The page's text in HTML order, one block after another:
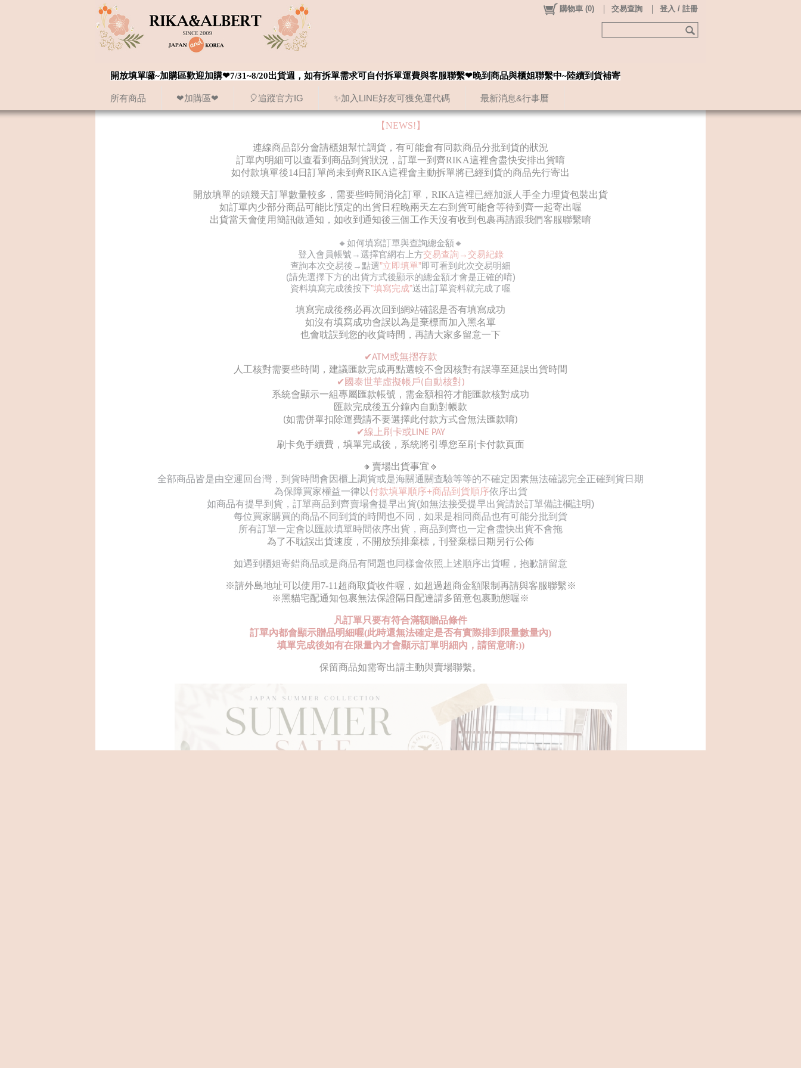
所有商品 ❤加購區❤ 🎈追蹤官方IG ✨加入LINE好友可獲免運代碼 最新消息&行事曆
購物車 (0) 交易查詢 登入 / 註冊
開放填單囉~加購區歡迎加購❤7/31~8/20出貨週，如有拆單需求可自付拆單運費與客服聯繫❤晚到商品與櫃姐聯繫中~陸續到貨補寄